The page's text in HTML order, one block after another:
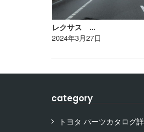
レクサス …
2024年3月27日
category
トヨタ パーツカタログ